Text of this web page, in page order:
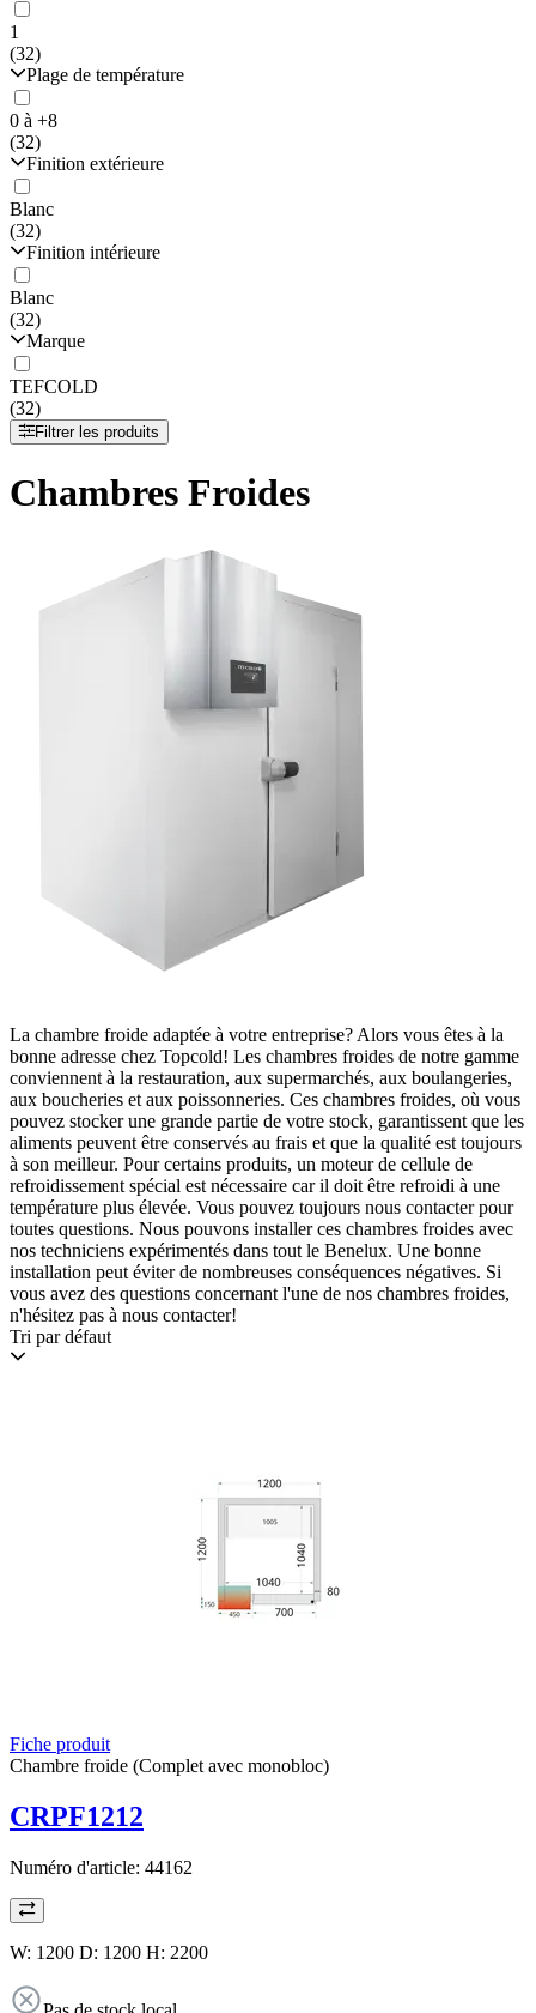
1
(32)
Plage de température
0 à +8
(32)
Finition extérieure
Blanc
(32)
Finition intérieure
Blanc
(32)
Marque
TEFCOLD
(32)
Filtrer les produits
Chambres Froides
La chambre froide adaptée à votre entreprise? Alors vous êtes à la
bonne adresse chez Topcold! Les chambres froides de notre gamme
conviennent à la restauration, aux supermarchés, aux boulangeries,
aux boucheries et aux poissonneries. Ces chambres froides, où vous
pouvez stocker une grande partie de votre stock, garantissent que les
aliments peuvent être conservés au frais et que la qualité est toujours
à son meilleur. Pour certains produits, un moteur de cellule de
refroidissement spécial est nécessaire car il doit être refroidi à une
température plus élevée. Vous pouvez toujours nous contacter pour
toutes questions. Nous pouvons installer ces chambres froides avec
nos techniciens expérimentés dans tout le Benelux. Une bonne
installation peut éviter de nombreuses conséquences négatives. Si
vous avez des questions concernant l'une de nos chambres froides,
n'hésitez pas à nous contacter!
Tri par défaut
Fiche produit
Chambre froide (Complet avec monobloc)
CRPF1212
Numéro d'article: 44162
W: 1200 D: 1200 H: 2200